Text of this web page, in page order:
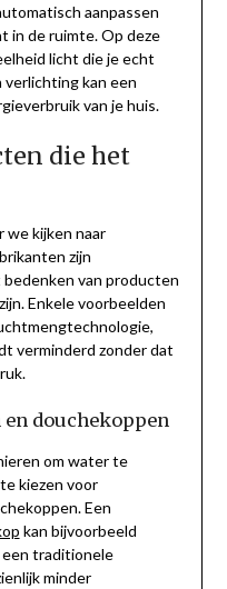
aanpassen
in de ruimte. Op deze
licht die je echt
kan een
van je huis.
die het
kijken naar
zijn
van producten
Enkele voorbeelden
verminderd zonder dat
douchekoppen
om water te
kiezen voor
Een
kan bijvoorbeeld
een traditionele
minder